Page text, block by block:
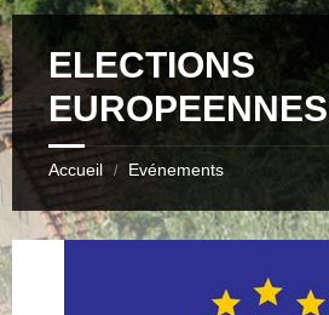
ELECTIONS
EUROPEENNES
Accueil / Evénements